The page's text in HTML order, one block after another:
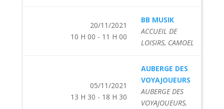
20/11/2021
10 H 00 - 11 H 00
BB MUSIK
ACCUEIL DE
LOISIRS, CAMOEL
05/11/2021
13 H 30 - 18 H 30
AUBERGE DES
VOYAJOUEURS
AUBERGE DES
VOYAJOUEURS,